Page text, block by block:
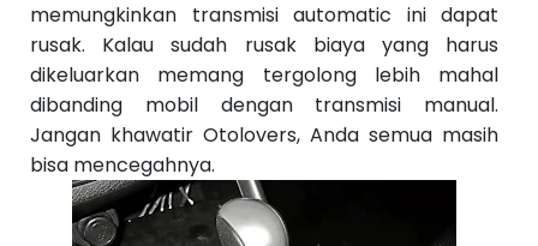
memungkinkan transmisi automatic ini dapat
rusak. Kalau sudah rusak biaya yang harus
dikeluarkan memang tergolong lebih mahal
dibanding mobil dengan transmisi manual.
Jangan khawatir Otolovers, Anda semua masih
bisa mencegahnya.
A
rt
ik
el
S
e